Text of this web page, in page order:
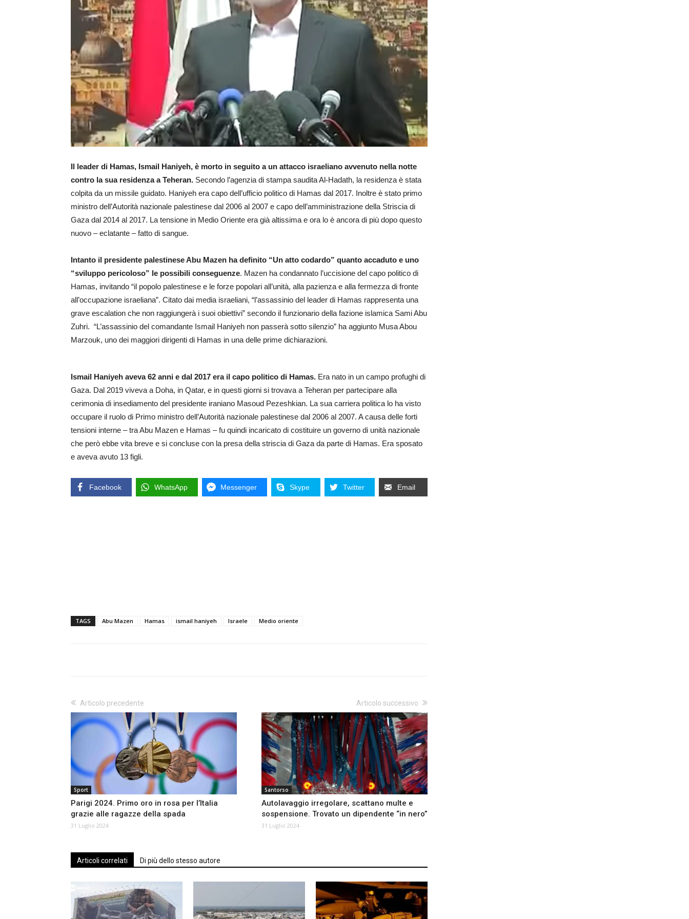
Il leader di Hamas, Ismail Haniyeh, è morto in seguito a un attacco israeliano avvenuto nella notte
contro la sua residenza a Teheran. Secondo l’agenzia di stampa saudita Al-Hadath, la residenza è stata
colpita da un missile guidato. Haniyeh era capo dell’ufficio politico di Hamas dal 2017. Inoltre è stato primo
ministro dell’Autorità nazionale palestinese dal 2006 al 2007 e capo dell’amministrazione della Striscia di
Gaza dal 2014 al 2017. La tensione in Medio Oriente era già altissima e ora lo è ancora di più dopo questo
nuovo – eclatante – fatto di sangue.
Intanto il presidente palestinese Abu Mazen ha definito “Un atto codardo” quanto accaduto e uno
“sviluppo pericoloso” le possibili conseguenze. Mazen ha condannato l’uccisione del capo politico di
Hamas, invitando “il popolo palestinese e le forze popolari all’unità, alla pazienza e alla fermezza di fronte
all’occupazione israeliana”. Citato dai media israeliani, “l’assassinio del leader di Hamas rappresenta una
grave escalation che non raggiungerà i suoi obiettivi” secondo il funzionario della fazione islamica Sami Abu
Zuhri. “L’assassinio del comandante Ismail Haniyeh non passerà sotto silenzio” ha aggiunto Musa Abou
Marzouk, uno dei maggiori dirigenti di Hamas in una delle prime dichiarazioni.
Ismail Haniyeh aveva 62 anni e dal 2017 era il capo politico di Hamas. Era nato in un campo profughi di
Gaza. Dal 2019 viveva a Doha, in Qatar, e in questi giorni si trovava a Teheran per partecipare alla
cerimonia di insediamento del presidente iraniano Masoud Pezeshkian. La sua carriera politica lo ha visto
occupare il ruolo di Primo ministro dell’Autorità nazionale palestinese dal 2006 al 2007. A causa delle forti
tensioni interne – tra Abu Mazen e Hamas – fu quindi incaricato di costituire un governo di unità nazionale
che però ebbe vita breve e si concluse con la presa della striscia di Gaza da parte di Hamas. Era sposato
e aveva avuto 13 figli.
Facebook WhatsApp Messenger Skype Twitter Email
TAGS Abu Mazen Hamas ismail haniyeh Israele Medio oriente
Articolo precedente
Sport
Parigi 2024. Primo oro in rosa per l’Italia
grazie alle ragazze della spada
31 Luglio 2024
Articolo successivo
Santorso
Autolavaggio irregolare, scattano multe e
sospensione. Trovato un dipendente “in nero”
31 Luglio 2024
Articoli correlati Di più dello stesso autore